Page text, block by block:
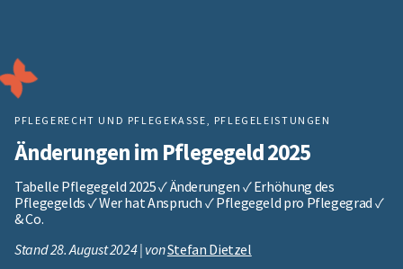
PFLEGERECHT UND PFLEGEKASSE PFLEGELEISTUNGEN
Änderungen im Pflegegeld 2025
Tabelle Pflegegeld 2025 ✓ Änderungen ✓ Erhöhung des
Pflegegelds ✓ Wer hat Anspruch ✓ Pflegegeld pro Pflegegrad ✓
& Co.
Stand 28. August 2024 | vonStefan Dietzel